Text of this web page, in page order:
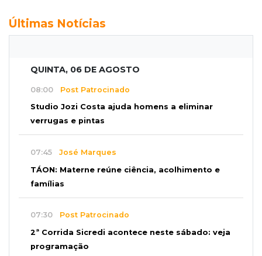
Últimas Notícias
QUINTA, 06 DE AGOSTO
08:00 Post Patrocinado
Studio Jozi Costa ajuda homens a eliminar
verrugas e pintas
07:45 José Marques
TÁON: Materne reúne ciência, acolhimento e
famílias
07:30 Post Patrocinado
2ª Corrida Sicredi acontece neste sábado: veja
programação